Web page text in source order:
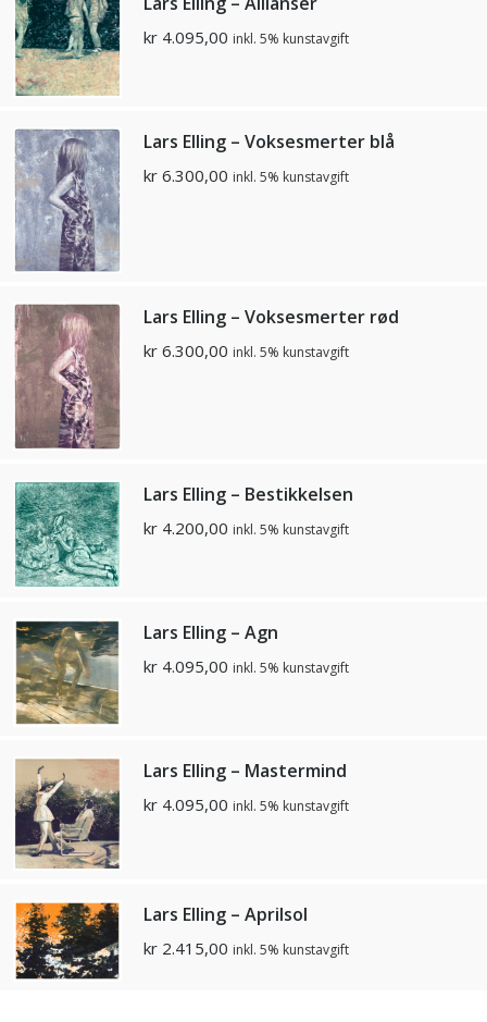
kr 4.095,00 inkl. 5% kunstavgift
Lars Elling – Voksesmerter blå
kr 6.300,00 inkl. 5% kunstavgift
Lars Elling – Voksesmerter rød
kr 6.300,00 inkl. 5% kunstavgift
Lars Elling – Bestikkelsen
kr 4.200,00 inkl. 5% kunstavgift
Lars Elling – Agn
kr 4.095,00 inkl. 5% kunstavgift
Lars Elling – Mastermind
kr 4.095,00 inkl. 5% kunstavgift
Lars Elling – Aprilsol
kr 2.415,00 inkl. 5% kunstavgift